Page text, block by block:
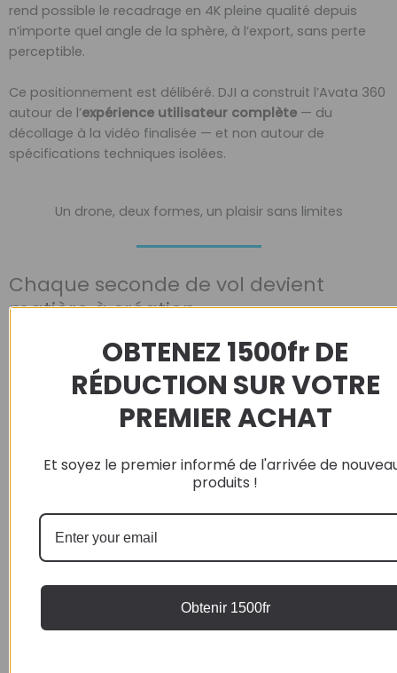
rend possible le recadrage en 4K pleine qualité depuis
n’importe quel angle de la sphère, à l’export, sans perte
perceptible.
Ce positionnement est délibéré. DJI a construit l’Avata 360
autour de l’expérience utilisateur complète — du
décollage à la vidéo finalisée — et non autour de
spécifications techniques isolées.
Un drone, deux formes, un plaisir sans limites
Chaque seconde de vol devient
matière à création
L’Avata 360 s’adapte à votre pratique, pas l’inverse.
Motion Controller 3 pour les amateurs de sensations FPV.
OBTENEZ 1500fr DE
RÉDUCTION SUR VOTRE
PREMIER ACHAT
Et soyez le premier informé de l'arrivée de
produits !
Obtenir 1500fr